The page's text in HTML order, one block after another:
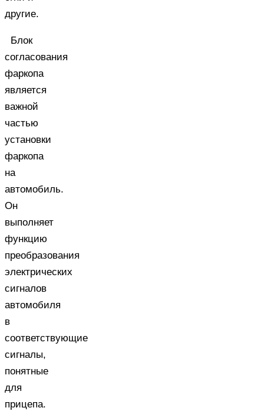
другие.
Блок
согласования
фаркопа
является
важной
частью
установки
фаркопа
на
автомобиль.
Он
выполняет
функцию
преобразования
электрических
сигналов
автомобиля
в
соответствующие
сигналы,
понятные
для
прицепа.